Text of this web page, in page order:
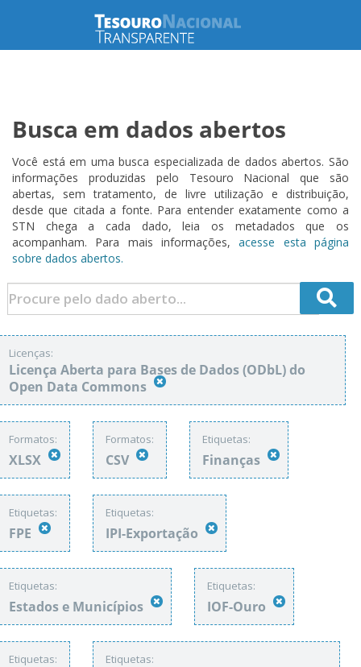
Busca em dados abertos
Você está em uma busca especializada de dados abertos. São
informações produzidas pelo Tesouro Nacional que são
abertas, sem tratamento, de livre utilização e distribuição,
desde que citada a fonte. Para entender exatamente como a
STN chega a cada dado, leia os metadados que os
acompanham. Para mais informações,acesse esta página
sobre dados abertos.
Licenças:
Licença Aberta para Bases de Dados (ODbL) do
Open Data Commons
Formatos:
XLSX
Formatos:
CSV
Etiquetas:
Finanças
Etiquetas:
FPE
Etiquetas:
IPI-Exportação
Etiquetas:
Estados e Municípios
Etiquetas:
IOF-Ouro
Etiquetas: Etiquetas: